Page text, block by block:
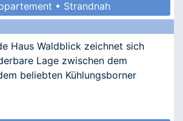
• Strandnah
Haus Waldblick zeichnet sich
Lage zwischen dem
beliebten Kühlungsborner